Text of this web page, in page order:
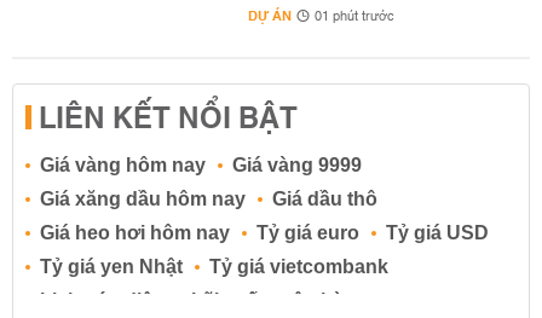
DỰ ÁN 01 phút trước
LIÊN KẾT NỔI BẬT
Giá vàng hôm nay
Giá vàng 9999
Giá xăng dầu hôm nay
Giá dầu thô
Giá heo hơi hôm nay
Tỷ giá euro
Tỷ giá USD
Tỷ giá yen Nhật
Tỷ giá vietcombank
Lịch cúp điện
Lãi suất ngân hàng